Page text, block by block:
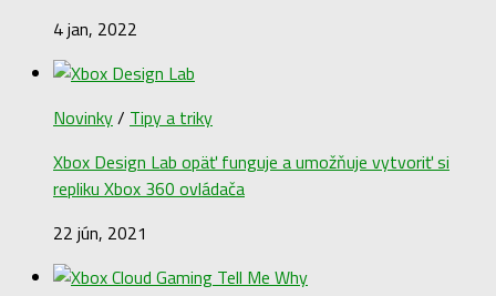
4 jan, 2022
Novinky/ Tipy a triky
Xbox Design Lab opäť funguje a umožňuje vytvoriť si
repliku Xbox 360 ovládača
22 jún, 2021